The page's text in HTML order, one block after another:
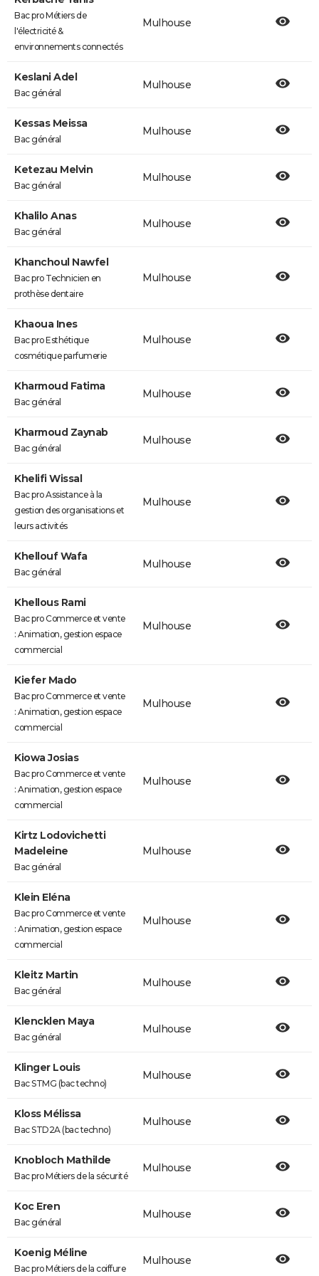
Bac pro Métiers de
l'électricité &
environnements connectés
Mulhouse
Keslani Adel
Bac général
Mulhouse
Kessas Meissa
Bac général
Mulhouse
Ketezau Melvin
Bac général
Mulhouse
Khalilo Anas
Bac général
Mulhouse
Khanchoul Nawfel
Bac pro Technicien en
prothèse dentaire
Mulhouse
Khaoua Ines
Bac pro Esthétique
cosmétique parfumerie
Mulhouse
Kharmoud Fatima
Bac général
Mulhouse
Kharmoud Zaynab
Bac général
Mulhouse
Khelifi Wissal
Bac pro Assistance à la
gestion des organisations et
leurs activités
Mulhouse
Khellouf Wafa
Bac général
Mulhouse
Khellous Rami
Bac pro Commerce et vente
: Animation, gestion espace
commercial
Mulhouse
Kiefer Mado
Bac pro Commerce et vente
: Animation, gestion espace
commercial
Mulhouse
Kiowa Josias
Bac pro Commerce et vente
: Animation, gestion espace
commercial
Mulhouse
Kirtz Lodovichetti
Madeleine
Bac général
Mulhouse
Klein Eléna
Bac pro Commerce et vente
: Animation, gestion espace
commercial
Mulhouse
Kleitz Martin
Bac général
Mulhouse
Klencklen Maya
Bac général
Mulhouse
Klinger Louis
Bac STMG (bac techno)
Mulhouse
Kloss Mélissa
Bac STD2A (bac techno)
Mulhouse
Knobloch Mathilde
Bac pro Métiers de la sécurité
Mulhouse
Koc Eren
Bac général
Mulhouse
Koenig Méline
Bac pro Métiers de la coiffure
Mulhouse